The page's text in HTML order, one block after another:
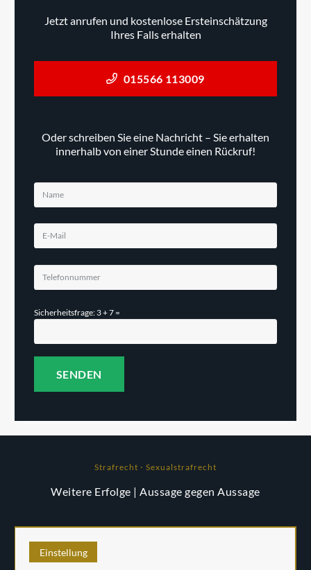
Jetzt anrufen und kostenlose Ersteinschätzung
Ihres Falls erhalten
015566 113009
Oder schreiben Sie eine Nachricht – Sie erhalten
innerhalb von einer Stunde einen Rückruf!
Sicherheitsfrage: 3 + 7 =
Strafrecht ⋅ Sexualstrafrecht
Weitere Erfolge | Aussage gegen Aussage
Einstellung